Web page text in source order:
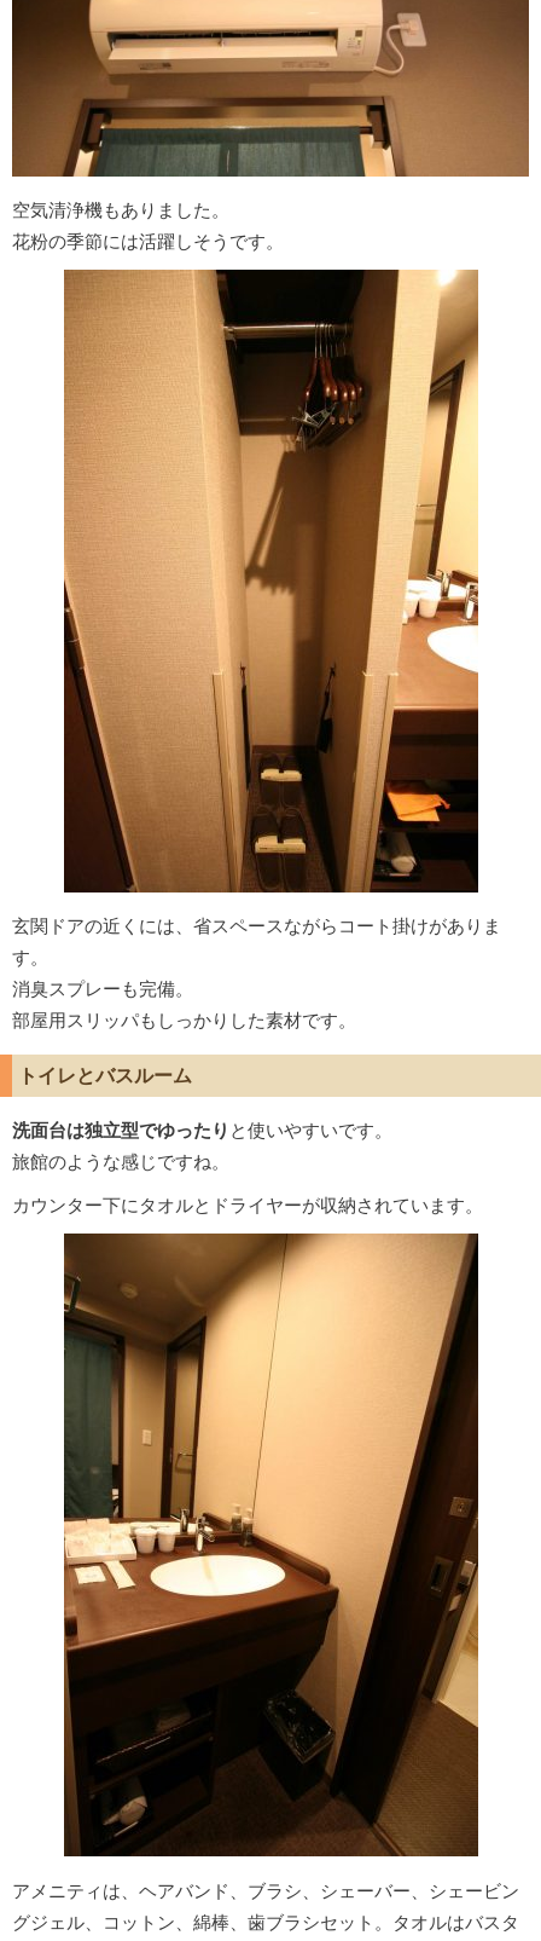
空気清浄機もありました。
花粉の季節には活躍しそうです。
玄関ドアの近くには、省スペースながらコート掛けがありま
す。
消臭スプレーも完備。
部屋用スリッパもしっかりした素材です。
トイレとバスルーム
洗面台は独立型でゆったり と使いやすいです。
旅館のような感じですね。
カウンター下にタオルとドライヤーが収納されています。
アメニティは、ヘアバンド、ブラシ、シェーバー、シェービン
グジェル、コットン、綿棒、歯ブラシセット。タオルはバスタ